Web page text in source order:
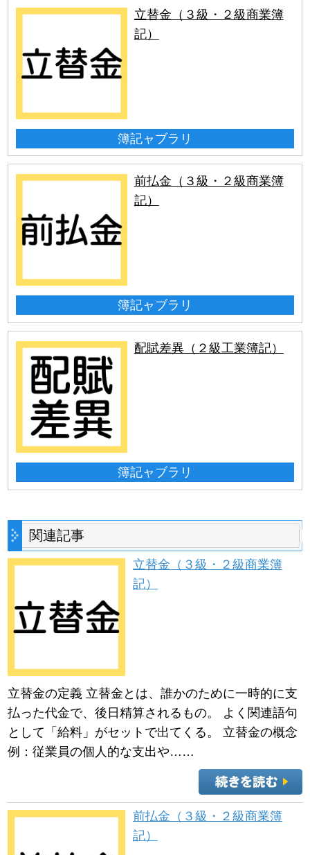
立替金（３級・２級商業簿
記）
簿記ャブラリ
前払金（３級・２級商業簿
記）
簿記ャブラリ
配賦差異（２級工業簿記）
簿記ャブラリ
関連記事
立替金（３級・２級商業簿
記）
立替金の定義 立替金とは、誰かのために一時的に支
払った代金で、後日精算されるもの。 よく関連語句
として「給料」がセットで出てくる。 立替金の概念
例：従業員の個人的な支出や……
前払金（３級・２級商業簿
記）